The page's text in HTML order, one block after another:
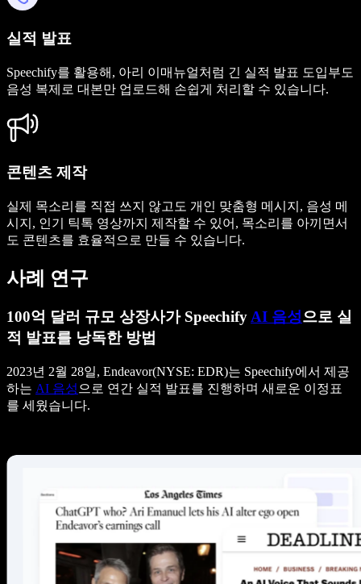
실적 발표
Speechify를 활용해, 아리 이매뉴얼처럼 긴 실적 발표 도입부도
음성 복제로 대본만 업로드해 손쉽게 처리할 수 있습니다.
콘텐츠 제작
실제 목소리를 직접 쓰지 않고도 개인 맞춤형 메시지, 음성 메
시지, 인기 틱톡 영상까지 제작할 수 있어, 목소리를 아끼면서
도 콘텐츠를 효율적으로 만들 수 있습니다.
사례 연구
100억 달러 규모 상장사가 SpeechifyAI 음성으로 실
적 발표를 낭독한 방법
2023년 2월 28일, Endeavor(NYSE: EDR)는 Speechify에서 제공
하는 AI 음성 으로 연간 실적 발표를 진행하며 새로운 이정표
를 세웠습니다.